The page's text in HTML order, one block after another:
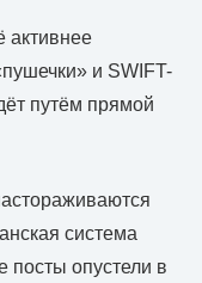
и SWIFT-
путём прямой
система
посты опустели в